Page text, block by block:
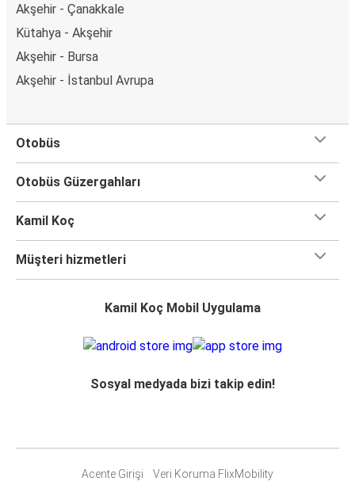
Akşehir - Çanakkale
Kütahya - Akşehir
Akşehir - Bursa
Akşehir - İstanbul Avrupa
Otobüs
Otobüs Güzergahları
Kamil Koç
Müşteri hizmetleri
Kamil Koç Mobil Uygulama
Sosyal medyada bizi takip edin!
Acente Girişi Veri Koruma FlixMobility